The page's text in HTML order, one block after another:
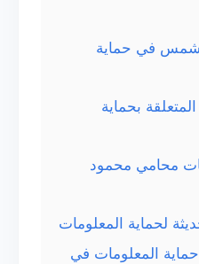
شمس في حماية
بحماية
محامي محمود
لحماية المعلومات
حماية المعلومات في